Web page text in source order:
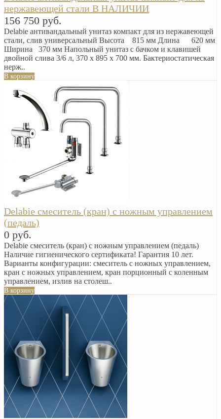
нержавеющей стали В НАЛИЧИИ
156 750 руб.
Delabie антивандальный унитаз компакт для из нержавеющей
стали, слив универсальный Высота 815 мм Длина 620 мм
Ширина 370 мм Напольный унитаз с бачком и клавишей
двойной слива 3/6 л, 370 x 895 x 700 мм. Бактериостатическая
нерж..
В корзину
Delabie смеситель (кран) с ножным управлением
(педаль)
0 руб.
Delabie смеситель (кран) с ножным управлением (педаль)
Наличие гигиенического сертификата! Гарантия 10 лет.
Варианты конфигурации: смеситель с ножных управлением,
кран с ножных управлением, кран порционный с коленным
управлением, излив на столеш..
В корзину